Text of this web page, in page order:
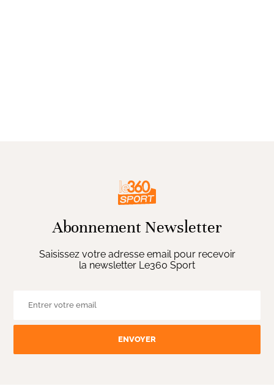
Abonnement Newsletter
Saisissez votre adresse email pour recevoir
la newsletter Le360 Sport
ENVOYER